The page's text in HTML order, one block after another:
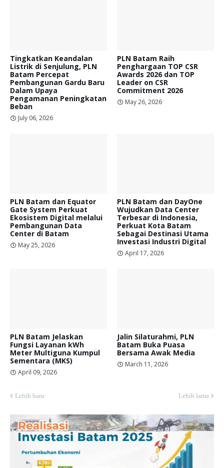
Tingkatkan Keandalan
Listrik di Senjulung, PLN
Batam Percepat
Pembangunan Gardu Baru
Dalam Upaya
Pengamanan Peningkatan
Beban
July 06, 2026
PLN Batam Raih
Penghargaan TOP CSR
Awards 2026 dan TOP
Leader on CSR
Commitment 2026
May 26, 2026
PLN Batam dan Equator
Gate System Perkuat
Ekosistem Digital melalui
Pembangunan Data
Center di Batam
May 25, 2026
PLN Batam dan DayOne
Wujudkan Data Center
Terbesar di Indonesia,
Perkuat Kota Batam
Sebagai Destinasi Utama
Investasi Industri Digital
April 17, 2026
PLN Batam Jelaskan
Fungsi Layanan kWh
Meter Multiguna Kumpul
Sementara (MKS)
April 09, 2026
Jalin Silaturahmi, PLN
Batam Buka Puasa
Bersama Awak Media
March 11, 2026
Lebih baru Lebih lama